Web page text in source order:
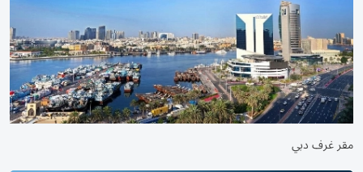
مقر غرف دبي